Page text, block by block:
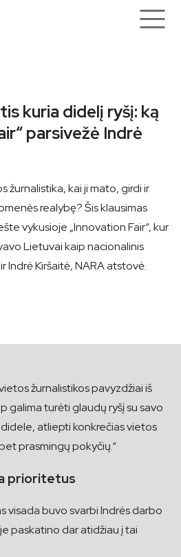
kuria didelį ryšį: ką
parsivežė Indrė
žurnalistika, kai ji mato, girdi ir
realybę? Šis klausimas
vykusioje „Innovation Fair“, kur
Lietuvai kaip nacionalinis
Indrė Kiršaitė, NARA atstovė.
žurnalistikos pavyzdžiai iš
galima turėti glaudų ryšį su savo
atliepti konkrečias vietos
prasmingų pokyčių.“
prioritetus
visada buvo svarbi Indrės darbo
paskatino dar atidžiau į tai